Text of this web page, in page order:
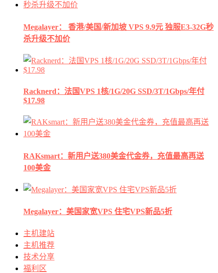
Megalayer： 香港/美国/新加坡 VPS 9.9元 独服E3-32G秒
杀升级不加价
Racknerd：法国VPS 1核/1G/20G SSD/3T/1Gbps/年付
$17.98
RAKsmart：新用户送380美金代金券，充值最高再送
100美金
Megalayer：美国家宽VPS 住宅VPS新品5折
主机建站
主机推荐
技术分享
福利区